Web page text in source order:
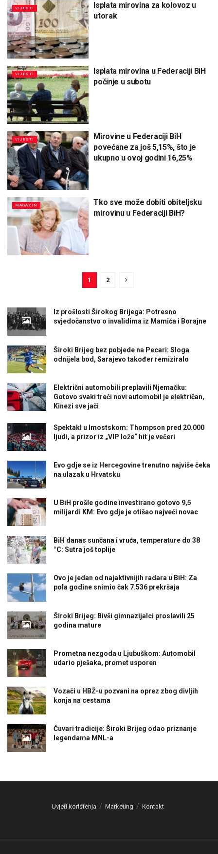
VIJESTI
Isplata mirovina za kolovoz u
utorak
VIJESTI
Isplata mirovina u Federaciji BiH
počinje u subotu
VIJESTI
Mirovine u Federaciji BiH
povećane za još 5,15%, što je
ukupno u ovoj godini 16,25%
MAGAZIN
Tko sve može dobiti obiteljsku
mirovinu u Federaciji BiH?
1 2
Iz prošlosti Širokog Brijega: Potresno
svjedočanstvo o invalidima iz Mamića i Borajne
Široki Brijeg bez pobjede na Pecari: Sloga
odnijela bod, Sarajevo također remiziralo
Električni automobili preplavili Njemačku:
Gotovo svaki treći novi automobil je električan,
Kinezi sve jači
Spektakl u Imostskom: Thompson pred 20.000
ljudi, a prizor iz „VIP lože“ hit je večeri
Evo gdje se iz Hercegovine trenutno najviše čeka
na ulazak u Hrvatsku
U BiH prošle godine investirano gotovo 9,5
milijardi KM: Evo gdje je otišao najveći novac
BiH danas sunčana i vruća, temperature do 38
°C: Sutra još toplije
Ovo je jedan od najaktivnijih radara u BiH: Za
pola godine snimio čak 7.536 prekršaja
Široki Brijeg: Bivši gimnazijalci proslavili 25
godina mature
Prometna nezgoda u Ljubuškom: Automobil
udario pješaka, promet usporen
Vozači u HBŽ-u pozvani na oprez zbog divljih
konja na cestama
Čuvari tradicije: Široki Brijeg odao priznanje
legendama MNL-a
Uvjeti korištenja Marketing Kontakt